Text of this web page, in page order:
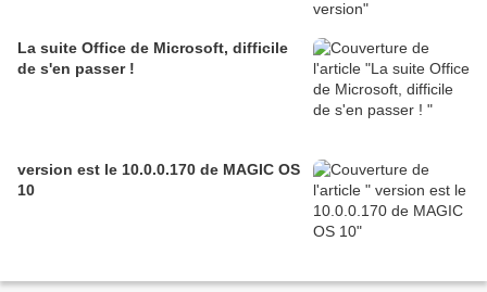
La suite Office de Microsoft, difficile
de s'en passer !
version est le 10.0.0.170 de MAGIC OS
10